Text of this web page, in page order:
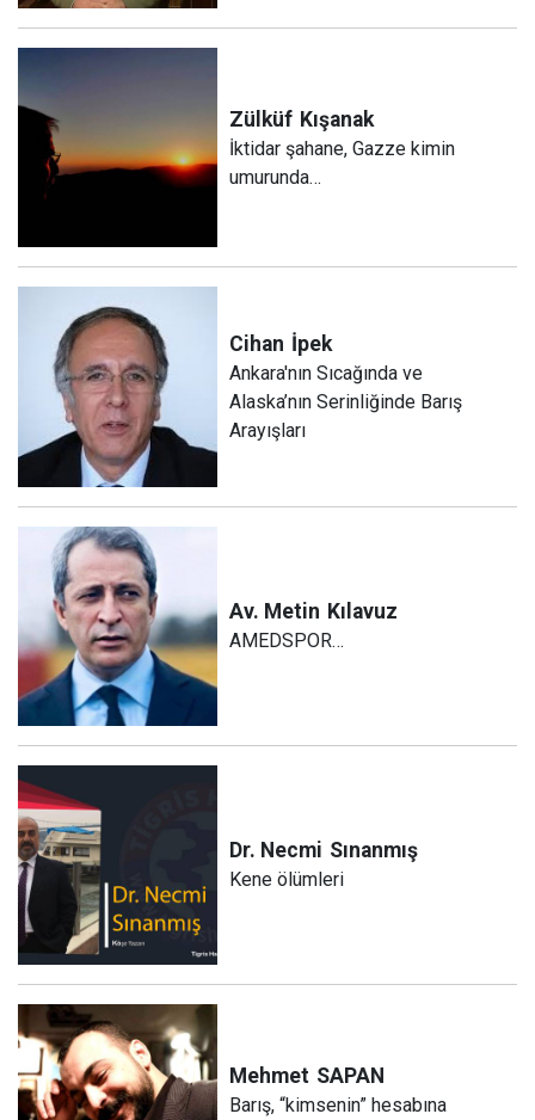
Zülküf Kışanak
İktidar şahane, Gazze kimin
umurunda…
Cihan İpek
Ankara'nın Sıcağında ve
Alaska’nın Serinliğinde Barış
Arayışları
Av. Metin Kılavuz
AMEDSPOR…
Dr. Necmi Sınanmış
Kene ölümleri
Mehmet SAPAN
Barış, “kimsenin” hesabına